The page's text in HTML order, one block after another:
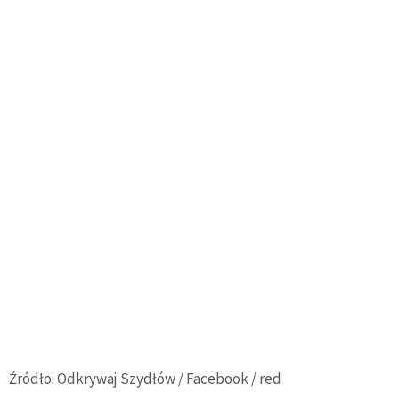
Źródło: Odkrywaj Szydłów / Facebook / red